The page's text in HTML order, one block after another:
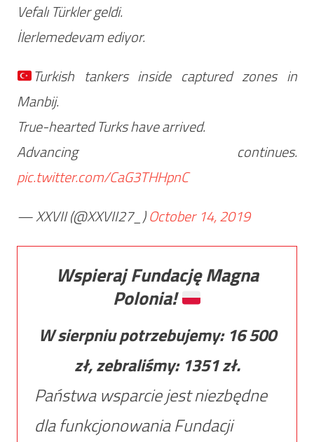
Vefalı Türkler geldi.
İlerlemedevam ediyor.
Turkish tankers inside captured zones in
Manbij.
True-hearted Turks have arrived.
Advancing continues.
pic.twitter.com/CaG3THHpnC
— XXVII (@XXVII27_)October 14, 2019
Wspieraj Fundację Magna
Polonia!
W sierpniu potrzebujemy: 16 500
zł, zebraliśmy: 1351zł.
Państwa wsparcie jest niezbędne
dla funkcjonowania Fundacji